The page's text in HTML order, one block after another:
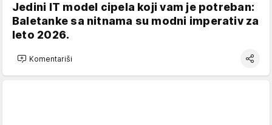
Jedini IT model cipela koji vam je potreban:
Baletanke sa nitnama su modni imperativ za
leto 2026.
Komentariši